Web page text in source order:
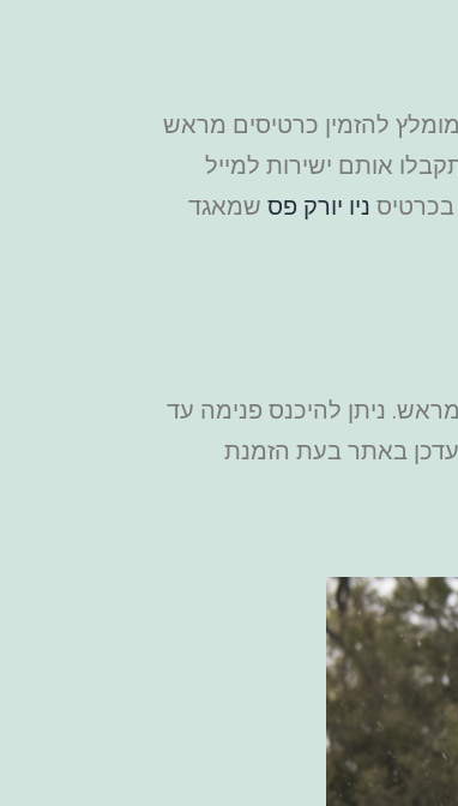
ילדים עד גיל שנתיים חינם. מומלץ להזמין כרטיסים מראש
אותם ישירות למייל
בכרטיס ניו יורק פס שמאגד
כרטיסים שהזמנתם מראש. ניתן להיכנס פנימה עד
באתר בעת הזמנת